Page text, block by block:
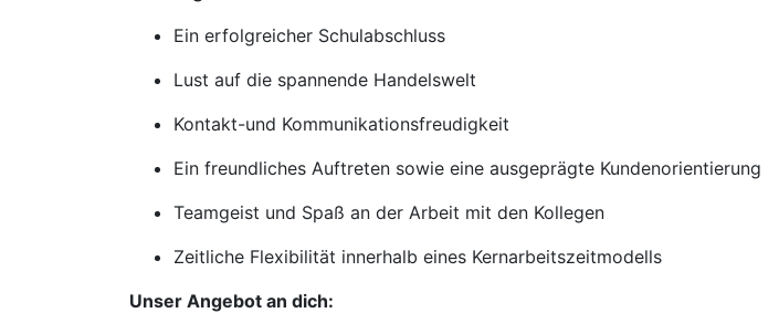
Ein erfolgreicher Schulabschluss
Lust auf die spannende Handelswelt
Kontakt-und Kommunikationsfreudigkeit
Ein freundliches Auftreten sowie eine ausgeprägte Kundenorientierung
Teamgeist und Spaß an der Arbeit mit den Kollegen
Zeitliche Flexibilität innerhalb eines Kernarbeitszeitmodells
Unser Angebot an dich: